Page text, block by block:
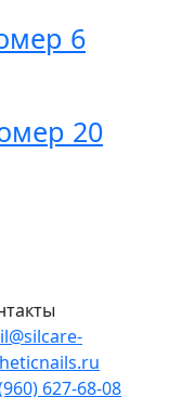
6
20
627-68-08